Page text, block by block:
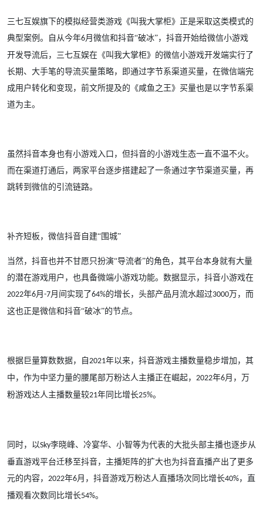
三七互娱旗下的模拟经营类游戏《叫我大掌柜》正是采取这类模式的
典型案例。自从今年6月微信和抖音“破冰”，抖音开始给微信小游戏
开发导流后，三七互娱在《叫我大掌柜》的微信小游戏开发端实行了
长期、大手笔的导流买量策略，即通过字节系渠道买量，在微信端完
成用户转化和变现，前文所提及的《咸鱼之王》买量也是以字节系渠
道为主。
虽然抖音本身也有小游戏入口，但抖音的小游戏生态一直不温不火。
而在渠道打通后，两家平台逐步搭建起了一条通过字节渠道买量，再
跳转到微信的引流链路。
补齐短板，微信抖音自建“围城”
当然，抖音也并不甘愿只扮演“导流者”的角色，其平台本身就有大量
的潜在游戏用户，也具备微端小游戏功能。数据显示，抖音小游戏在
2022年6月 -7月间实现了64%的增长，头部产品月流水超过3000万，而
这也正是微信和抖音“破冰”的节点。
根据巨量算数数据，自 2021年以来，抖音游戏主播数量稳步增加，其
中，作为中坚力量的腰尾部万粉达人主播正在崛起， 2022年6月，万
粉游戏达人主播数量较21年同比增长25%。
同时，以Sky李晓峰、冷宴华、小智等为代表的大批头部主播也逐步从
垂直游戏平台迁移至抖音，主播矩阵的扩大也为抖音直播产出了更多
元的内容， 2022年6月，抖音游戏万粉达人直播场次同比增长40%，直
播观看次数同比增长54%。